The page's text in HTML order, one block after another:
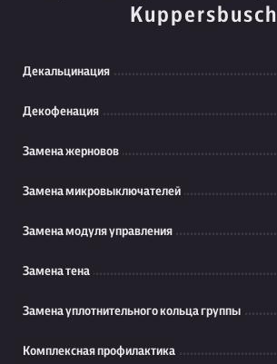
Kuppersbusch
Декальцинация
Декофенация
Замена жерновов
Замена микровыключателей
Замена модуля управления
Замена тена
Замена уплотнительного кольца группы
Комплексная профилактика